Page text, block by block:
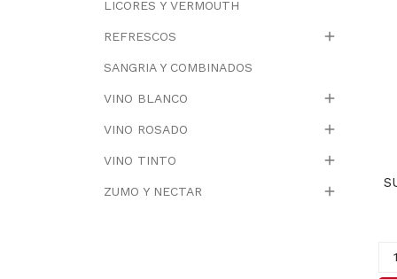
LICORES Y VERMOUTH
REFRESCOS 
SANGRIA Y COMBINADOS
VINO BLANCO 
VINO ROSADO 
VINO TINTO 
ZUMO Y NECTAR 